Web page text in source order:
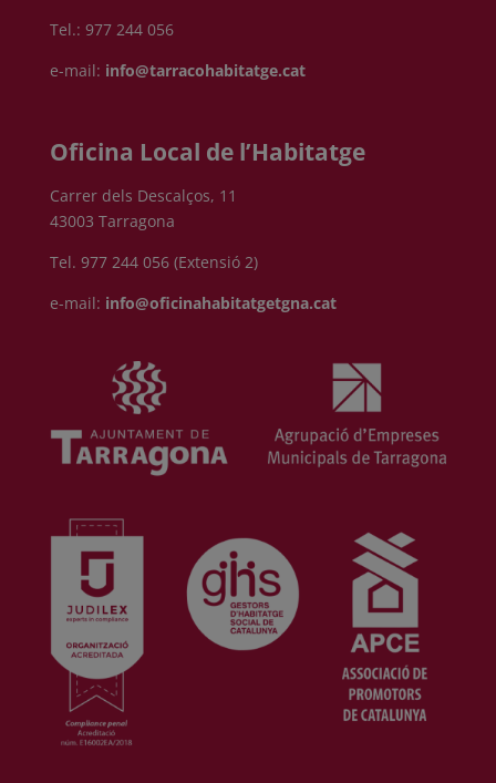
Tel.: 977 244 056
e-mail: info@tarracohabitatge.cat
Oficina Local de l’Habitatge
Carrer dels Descalços, 11
43003 Tarragona
Tel. 977 244 056 (Extensió 2)
e-mail: info@oficinahabitatgetgna.cat